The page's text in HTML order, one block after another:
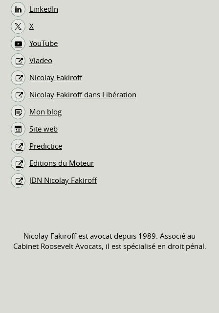
LinkedIn
X
YouTube
Viadeo
Nicolay Fakiroff
Nicolay Fakiroff dans Libération
Mon blog
Site web
Predictice
Editions du Moteur
JDN Nicolay Fakiroff
Nicolay Fakiroff est avocat depuis 1989. Associé au
Cabinet Roosevelt Avocats, il est spécialisé en droit pénal.